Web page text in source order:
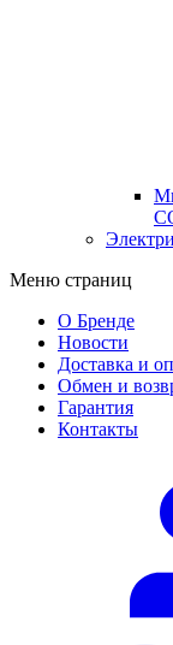
Меню страниц
О Бренде
Новости
Доставка и
Обмен и
Гарантия
Контакты